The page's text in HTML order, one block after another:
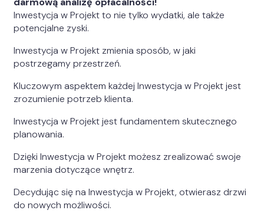
Inwestycja w Projekt to nie tylko wydatki, ale także
potencjalne zyski.
Inwestycja w Projekt zmienia sposób, w jaki
postrzegamy przestrzeń.
Kluczowym aspektem każdej Inwestycja w Projekt jest
zrozumienie potrzeb klienta.
Inwestycja w Projekt jest fundamentem skutecznego
planowania.
Dzięki Inwestycja w Projekt możesz zrealizować swoje
marzenia dotyczące wnętrz.
Decydując się na Inwestycja w Projekt, otwierasz drzwi
do nowych możliwości.